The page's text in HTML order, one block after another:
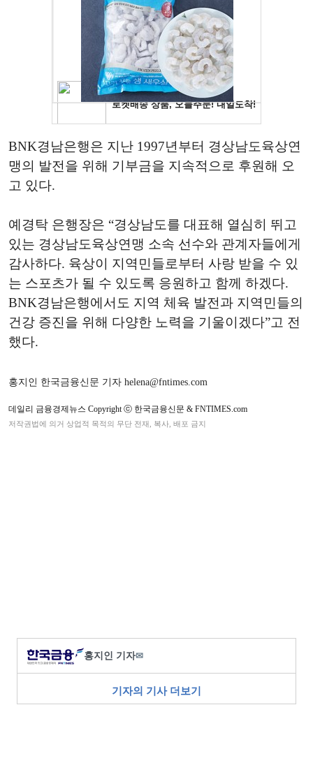
BNK경남은행은 지난 1997년부터 경상남도육상연
맹의 발전을 위해 기부금을 지속적으로 후원해 오
고 있다.
예경탁 은행장은 “경상남도를 대표해 열심히 뛰고
있는 경상남도육상연맹 소속 선수와 관계자들에게
감사하다. 육상이 지역민들로부터 사랑 받을 수 있
는 스포츠가 될 수 있도록 응원하고 함께 하겠다.
BNK경남은행에서도 지역 체육 발전과 지역민들의
건강 증진을 위해 다양한 노력을 기울이겠다”고 전
했다.
홍지인 한국금융신문 기자 helena@fntimes.com
데일리 금융경제뉴스 Copyright ⓒ 한국금융신문 & FNTIMES.com
저작권법에 의거 상업적 목적의 무단 전재, 복사, 배포 금지
홍지인 기자✉
기자의 기사 더보기